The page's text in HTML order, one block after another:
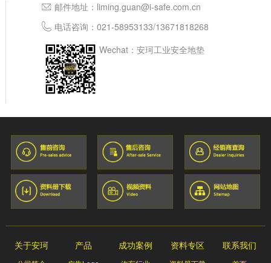
邮件地址： liming.guan@i-safe.com.cn
电话咨询： 021-58953133/13671818268
Wechat：安珂工业安全地垫
关于安珂 产品 成功案例 资料专区 联系我们